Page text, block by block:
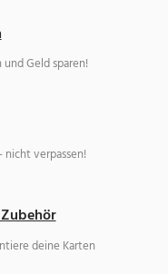
und Geld sparen!
verpassen!
deine Karten